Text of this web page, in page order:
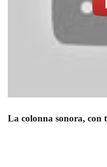
La colonna sonora, con